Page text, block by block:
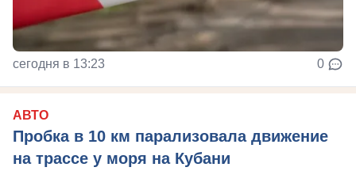
сегодня в 13:23 0
АВТО
Пробка в 10 км парализовала движение
на трассе у моря на Кубани